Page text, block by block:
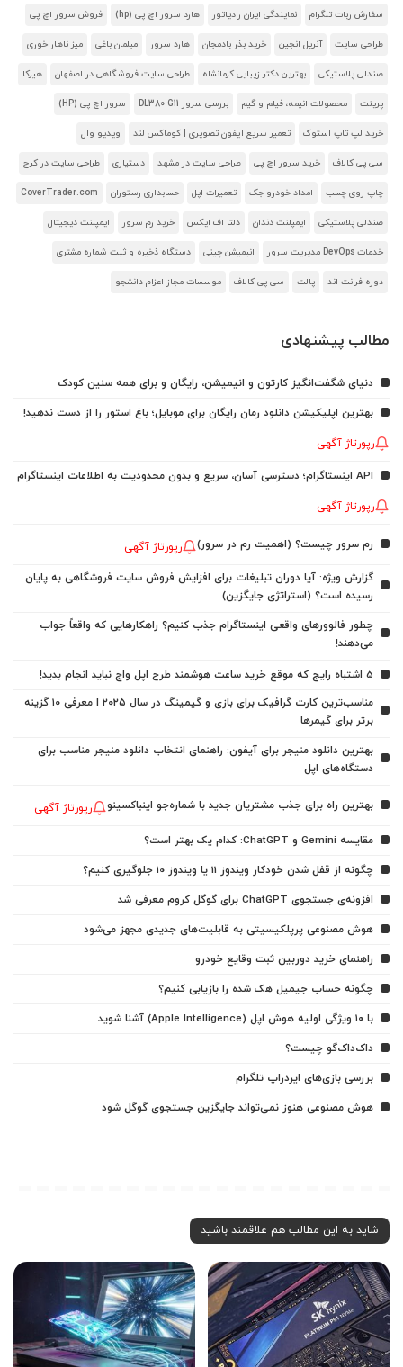
سفارش ربات تلگرام نمایندگی ایران رادیاتور هارد سرور اچ پی (hp) فروش سرور اچ پی
طراحی سایت آنریل انجین خرید بذر بادمجان هارد سرور مبلمان باغی میز ناهار خوری
صندلی پلاستیکی بهترین دکتر زیبایی کرمانشاه طراحی سایت فروشگاهی در اصفهان هیرکا
پرینت محصولات انیمه، فیلم و گیم بررسی سرور DL380 G11 سرور اچ پی (HP)
خرید لپ تاپ استوک تعمیر سریع آیفون تصویری | کوماکس لند ویدیو وال
سی پی کالاف خرید سرور اچ پی طراحی سایت در مشهد دستیاری طراحی سایت در کرج
چاپ روی چسب امداد خودرو جک تعمیرات اپل حسابداری رستوران CoverTrader.com
صندلی پلاستیکی ایمپلنت دندان دلتا اف ایکس خرید رم سرور ایمپلنت دیجیتال
خدمات DevOps مدیریت سرور انیمیشن چینی دستگاه ذخیره و ثبت شماره مشتری
دوره فرانت اند پالت سی پی کالاف موسسات مجاز اعزام دانشجو
مطالب پیشنهادی
دنیای شگفت‌انگیز کارتون و انیمیشن، رایگان و برای همه سنین کودک
بهترین اپلیکیشن دانلود رمان رایگان برای موبایل؛ باغ استور را از دست ندهید!
رپورتاژ آگهی
API اینستاگرام؛ دسترسی آسان، سریع و بدون محدودیت به اطلاعات اینستاگرام
رپورتاژ آگهی
رم سرور چیست؟ (اهمیت رم در سرور) رپورتاژ آگهی
گزارش ویژه: آیا دوران تبلیغات برای افزایش فروش سایت فروشگاهی به پایان
رسیده است؟ (استراتژی جایگزین)
چطور فالوورهای واقعی اینستاگرام جذب کنیم؟ راهکارهایی که واقعاً جواب
می‌دهند!
5 اشتباه رایج که موقع خرید ساعت هوشمند طرح اپل واچ نباید انجام بدید!
مناسب‌ترین کارت گرافیک برای بازی و گیمینگ در سال ۲۰۲۵ | معرفی ۱۰ گزینه
برتر برای گیمرها
بهترین دانلود منیجر برای آیفون: راهنمای انتخاب دانلود منیجر مناسب برای
دستگاه‌های اپل
بهترین راه برای جذب مشتریان جدید با شماره‌جو اینباکسینو رپورتاژ آگهی
مقایسه Gemini و ChatGPT: کدام یک بهتر است؟
چگونه از قفل شدن خودکار ویندوز 11 یا ویندوز 10 جلوگیری کنیم؟
افزونه‌ی جستجوی ChatGPT برای گوگل کروم معرفی شد
هوش مصنوعی پرپلکیسیتی به قابلیت‌های جدیدی مجهز می‌شود
راهنمای خرید دوربین ثبت وقایع خودرو
چگونه حساب جیمیل هک شده را بازیابی کنیم؟
با ۱۰ ویژگی اولیه هوش اپل (Apple Intelligence) آشنا شوید
داک‌داک‌گو چیست؟
بررسی بازی‌های ایردراپ تلگرام
هوش مصنوعی هنوز نمی‌تواند جایگزین جستجوی گوگل شود
شاید به این مطالب هم علاقمند باشید